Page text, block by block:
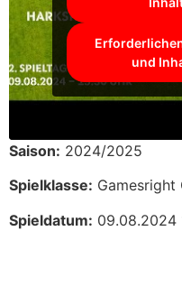
und
Saison: 2024/2025
Spielklasse: Gamesright
Spieldatum: 09.08.2024